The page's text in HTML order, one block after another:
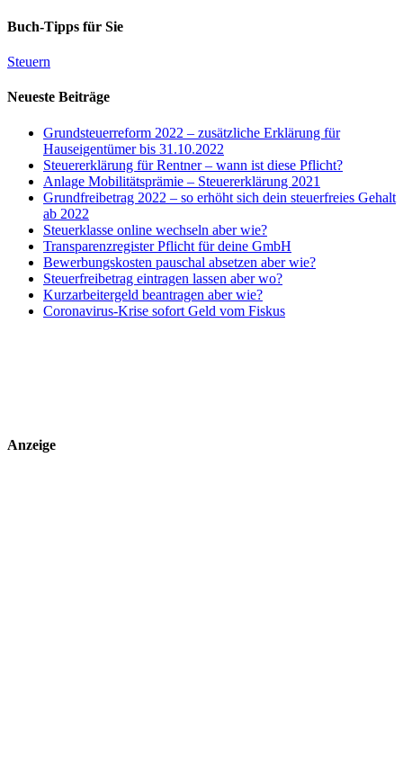
Buch-Tipps für Sie
Steuern
Neueste Beiträge
Grundsteuerreform 2022 – zusätzliche Erklärung für
Hauseigentümer bis 31.10.2022
Steuererklärung für Rentner – wann ist diese Pflicht?
Anlage Mobilitätsprämie – Steuererklärung 2021
Grundfreibetrag 2022 – so erhöht sich dein steuerfreies Gehalt
ab 2022
Steuerklasse online wechseln aber wie?
Transparenzregister Pflicht für deine GmbH
Bewerbungskosten pauschal absetzen aber wie?
Steuerfreibetrag eintragen lassen aber wo?
Kurzarbeitergeld beantragen aber wie?
Coronavirus-Krise sofort Geld vom Fiskus
Anzeige